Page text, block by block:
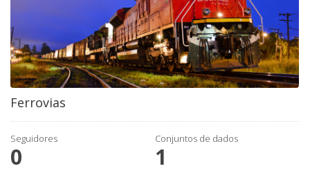
Ferrovias
Seguidores
0
Conjuntos de dados
1